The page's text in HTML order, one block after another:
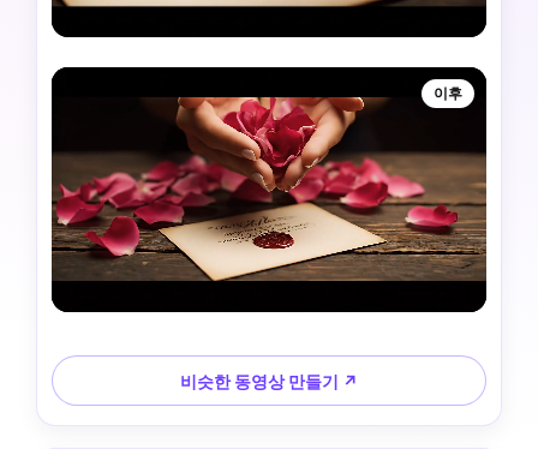
이후
비슷한 동영상 만들기 ↗